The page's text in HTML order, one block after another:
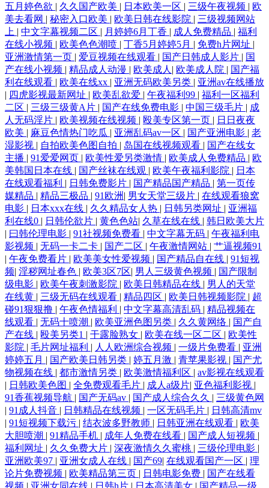
五月婷色欲 | 久久国产欧美 | 日本欧美一区 | 三级午夜视频 | 欧
美去看网 | 秘密入口欧美 | 欧美日韩在线影院 | 三级视频网站
上 | 中文字幕视频二区 | 月婷婷6月丁香 | 成人免费精品 | 福利
在线小视频 | 欧美色色潮喷 | 丁香5月婷婷5月 | 免费h片网址 |
亚洲激情第一页 | 爱豆视频在线观看 | 国产日韩成人影片 | 国
产在线小视频 | 精品成人动漫 | 欧美成人 | 欧美成人院 | 国产福
利在线观看 | 欧美在线xx | 亚洲无码欧美另类 | 亚洲av在线播放
| 四虎影视最新网址 | 欧美乱欲爱 | 午夜福利99 | 福利一区福利
二区 | 三级三级黄A片 | 国产在线免费电影 | 中国三级毛片 | 成
人无码淫片 | 欧美视频在线视频 | 殴美专区第一页 | 日日夜夜
欧美 | 麻豆色情热门吃瓜 | 亚洲乱码av一区 | 国产亚洲电影 | 老
湿影视 | 自拍欧美色图自拍 | 岛国在线视频观看 | 国产在线女
主播 | 91爱爱网页 | 欧美性爱另类激情 | 欧美成人免费精品 | 欧
美韩国日本在线 | 国产丝袜在线观 | 欧美午夜福利影院 | 日本
在线观看福利 | 日韩免费影片 | 国产精品国产精品 | 第一页传
媒精品 | 精品三极品 | 91欧洲 | 男女天堂三级片 | 在线观看狼窝
电影 | 日本xxx在线 | 久久精品女人热 | 日韩另类网址 | 亚洲福
利在线0 | 日韩伦欲片 | 黄色色站| 久草在线在线 | 韩日欧美大片
| 曰韩伦理电影 | 91社视频免费看 | 中文字幕无码 | 午夜福利电
影视频 | 无码一卡二卡 | 国产二区 | 午夜激情网站 | 艹逼视频91
| 午夜免费看片 | 欧美美女性爱视频 | 国产精品自在线 | 91短视
频| 淫秽网址春色 | 欧美3区7区| 男人三级黄色视频 | 国产限制
级电影 | 欧美午夜刺激影院 | 欧美日韩精品在线 | 男人的天堂
在线黄 | 三级无码在线观看 | 精品四区 | 欧美日韩视频影院 | 超
碰91狠狠撸 | 午夜色情福利 | 中文字幕高清乱码 | 精品视频在
线观看 | 无码十喷潮 | 欧美亚洲色图另类 | 久久黄网络 | 国产自
产在线 | 殴美另类1 | 干露脸熟女 | 欧美在线一区二区 | 欧美性
影院 | 毛片网址福利 | 人人欧洲综合视频 | 一级片免费看 | 亚洲
婷婷五月 | 国产欧美日韩另类 | 婷五月激 | 青苹果影视 | 国产尤
物视频在线 | 都市激情另类 | 欧美激情福利区 | av影视在线观看
| 日韩欧美色图 | 全免费观看毛片 | 成人a级片| 亚色福利影视 |
91香蕉视频导航 | 国产无码av | 国产成人综合久久 | 三级黄色网
| 91成人抖音 | 日韩精品在线视频 | 一区无码毛片 | 日韩高清mv
| 91短视频下载污 | 结衣波多野教师 | 日韩亚洲在线观看 | 欧美
大胆喷潮 | 91精品手机 | 成年人免费在线看 | 国产成人短视频 |
福利网址 | 久久免费大片 | 深夜激情久久蜜桃 | 三级伦理电影 |
亚洲欧美97 | 亚洲女成人在线 | 国产69| 在线观看国产一区 | 理
论片免费视频 | 欧美精品第三页 | 日韩电影免费 | 国产在线看
视频 | 亚洲女同在线 | 日韩h片 | 日本高清美女 | 国产精品一级